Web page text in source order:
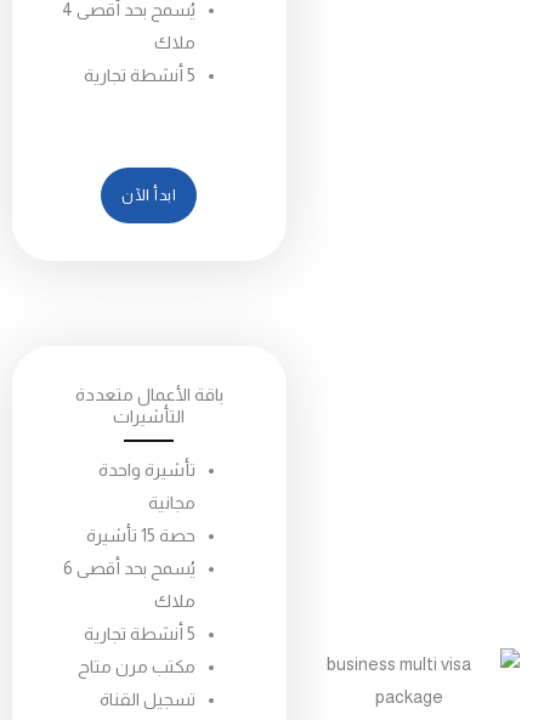
يُسمح بحد أقصى 4
ابدأ الآن
باقة الأعمال متعددة
التأشيرات
تأشيرة واحدة
يُسمح بحد أقصى 6
مكتب مرن متاح
تسجيل القناة